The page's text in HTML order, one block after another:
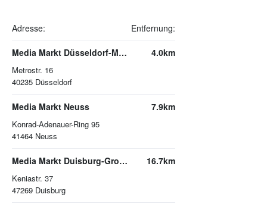
Adresse: Entfernung:
Media Markt Düsseldorf-Metrostraße
Metrostr. 16
40235 Düsseldorf
4.0km
Media Markt Neuss
Konrad-Adenauer-Ring 95
41464 Neuss
7.9km
Media Markt Duisburg-Großenbaum
Keniastr. 37
47269 Duisburg
16.7km